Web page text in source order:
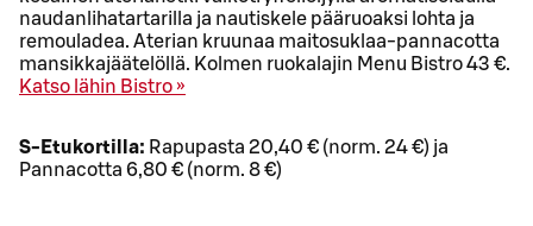
naudanlihatartarilla ja nautiskele pääruoaksi lohta ja
remouladea. Aterian kruunaa maitosuklaa-pannacotta
mansikkajäätelöllä. Kolmen ruokalajin Menu Bistro 43 €.
Katso lähin Bistro »
S-Etukortilla: Rapupasta 20,40 € (norm. 24 €) ja
Pannacotta 6,80 € (norm. 8 €)